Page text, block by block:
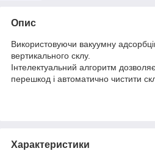
Опис
Використовуючи вакуумну
вертикального склу.
Інтелектуальний алгоритм
перешкод і автоматично чистити
Характеристики